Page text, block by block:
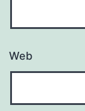
Web